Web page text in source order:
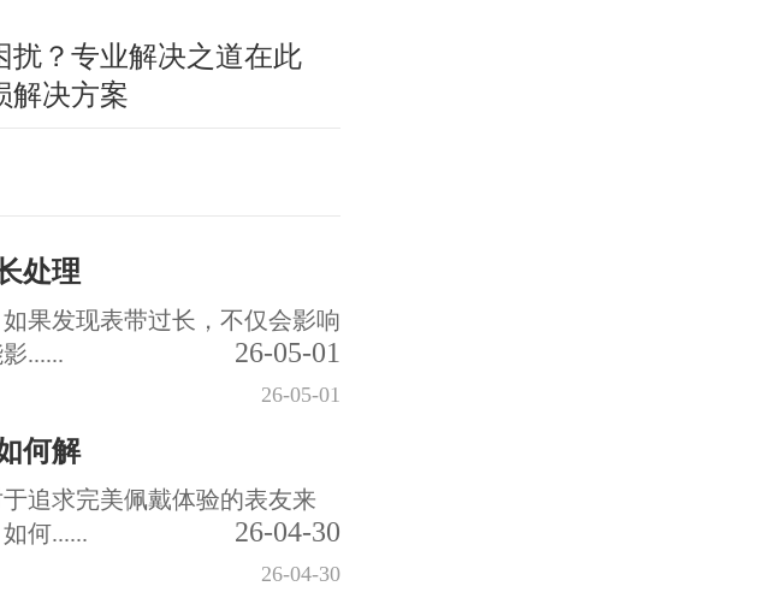
扰？专业解决之道在此
解决方案
处理
果发现表带过长，不仅会影响
......
26-05-01
26-05-01
何解
追求完美佩戴体验的表友来
何......
26-04-30
26-04-30